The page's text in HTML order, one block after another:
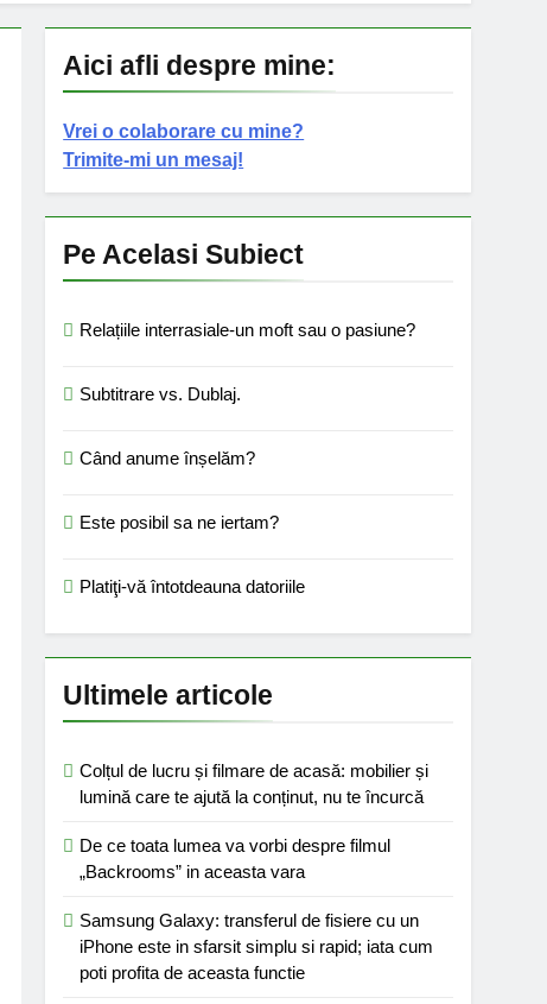
Aici afli despre mine:
Vrei o colaborare cu mine?
Trimite-mi un mesaj!
Pe Acelasi Subiect
Relațiile interrasiale-un moft sau o pasiune?
Subtitrare vs. Dublaj.
Când anume înșelăm?
Este posibil sa ne iertam?
Platiţi-vă întotdeauna datoriile
Ultimele articole
Colțul de lucru și filmare de acasă: mobilier și
lumină care te ajută la conținut, nu te încurcă
De ce toata lumea va vorbi despre filmul
„Backrooms” in aceasta vara
Samsung Galaxy: transferul de fisiere cu un
iPhone este in sfarsit simplu si rapid; iata cum
poti profita de aceasta functie